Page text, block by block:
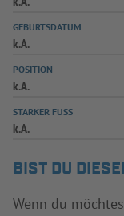
GEBURTSDATUM
k.A.
POSITION
k.A.
STARKER FUSS
k.A.
BIST DU
Wenn du